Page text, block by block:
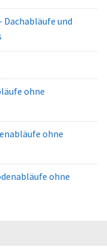
und
ohne
ohne
ohne